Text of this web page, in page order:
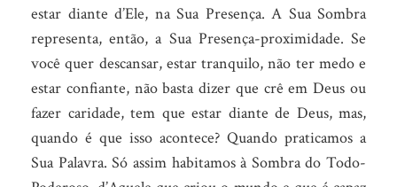
estar diante d’Ele, na Sua Presença. A Sua Sombra
representa, então, a Sua Presença-proximidade. Se
você quer descansar, estar tranquilo, não ter medo e
estar confiante, não basta dizer que crê em Deus ou
fazer caridade, tem que estar diante de Deus, mas,
quando é que isso acontece? Quando praticamos a
Sua Palavra. Só assim habitamos à Sombra do Todo-